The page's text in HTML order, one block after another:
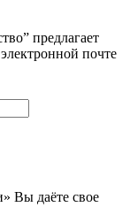
предлагает
почте
Вы даёте свое